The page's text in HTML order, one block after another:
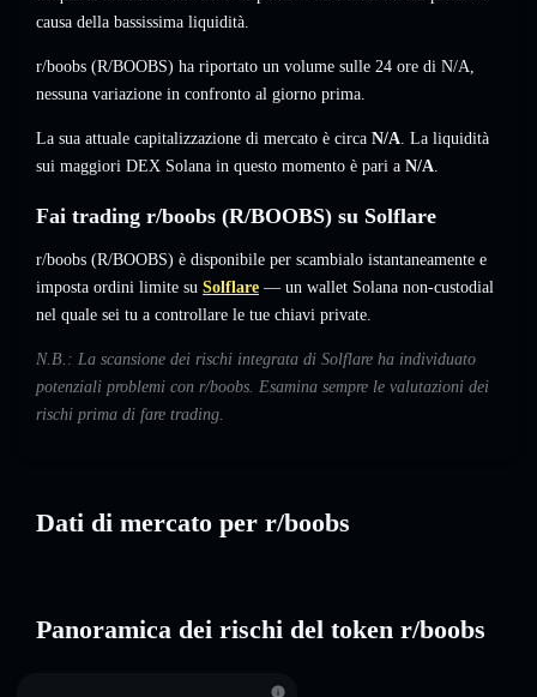
causa della bassissima liquidità.
r/boobs (R/BOOBS) ha riportato un volume sulle 24 ore di N/A,
nessuna variazione in confronto al giorno prima.
La sua attuale capitalizzazione di mercato è circa N/A. La liquidità
sui maggiori DEX Solana in questo momento è pari a N/A.
Fai trading r/boobs (R/BOOBS) su Solflare
r/boobs (R/BOOBS) è disponibile per scambialo istantaneamente e
imposta ordini limite su Solflare — un wallet Solana non-custodial
nel quale sei tu a controllare le tue chiavi private.
N.B.: La scansione dei rischi integrata di Solflare ha individuato
potenziali problemi con r/boobs. Esamina sempre le valutazioni dei
rischi prima di fare trading.
Dati di mercato per r/boobs
Panoramica dei rischi del token r/boobs